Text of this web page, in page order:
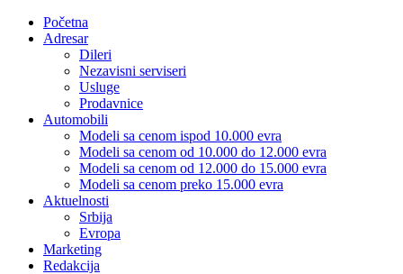
Početna
Adresar
Dileri
Nezavisni serviseri
Usluge
Prodavnice
Automobili
Modeli sa cenom ispod 10.000 evra
Modeli sa cenom od 10.000 do 12.000 evra
Modeli sa cenom od 12.000 do 15.000 evra
Modeli sa cenom preko 15.000 evra
Aktuelnosti
Srbija
Evropa
Marketing
Redakcija